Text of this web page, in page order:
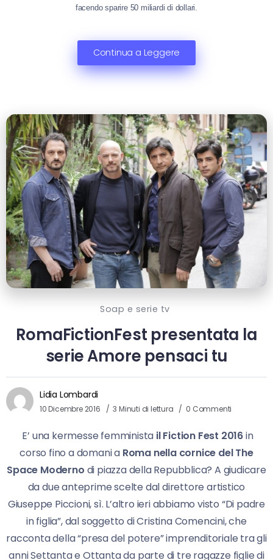
facendo sparire 50 miliardi di dollari.
Continua a Leggere
Soap e serie tv
RomaFictionFest presentata la
serie Amore pensaci tu
Lidia Lombardi
10 Dicembre 2016 3 Minuti di lettura 0 Commenti
E’ una kermesse femminista il Fiction Fest 2016in
corso fino a domani a Roma nella cornice del The
Space Moderno di piazza della Repubblica? A giudicare
da due anteprime scelte dal direttore artistico
Giuseppe Piccioni, sì. L’altro ieri abbiamo visto “Di padre
in figlia”, dal soggetto di Cristina Comencini, che
racconta della “presa del potere” imprenditoriale tra gli
anni Settanta e Ottanta da parte di tre ragazze figlie di